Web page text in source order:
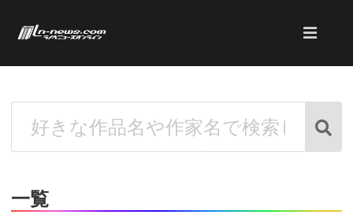
一覧